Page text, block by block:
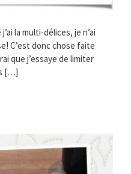
la multi-délices, je n’ai
C’est donc chose faite
que j’essaye de limiter
[…]